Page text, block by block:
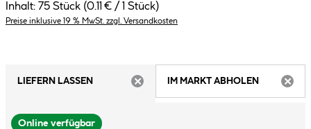
Inhalt: 75 Stück (0.11 € / 1 Stück)
Preise inklusive 19 % MwSt. zzgl. Versandkosten
LIEFERN LASSEN
IM MARKT ABHOLEN
Online verfügbar